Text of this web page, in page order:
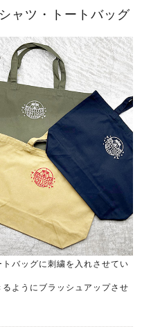
ャツ・トートバッグ
バッグに刺繍を入れさせてい
ようにブラッシュアップさせ